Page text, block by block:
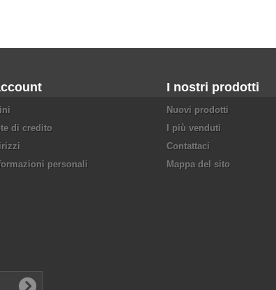
di credito
personali
I nostri prodotti
Nuovi prodotti
I più venduti
Contattaci
Mappa del sito